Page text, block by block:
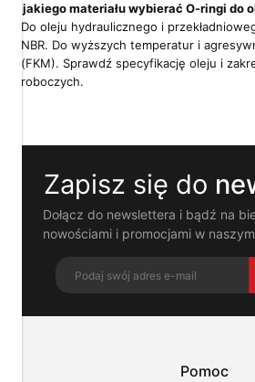
Z jakiego materiału wybierać O-ringi do
Do oleju hydraulicznego i
NBR. Do wyższych temperatur i
(FKM). Sprawdź specyfikację oleju i
roboczych.
Zapisz się do
Dołącz do newslettera i bądź na
nowościami i promocjami w
Pomoc
Pliki
cookies
pokrewne
im
działanie
pomagają
dostosować
ofertę